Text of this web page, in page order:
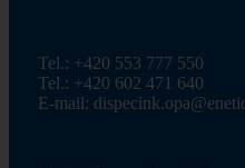
Tel.: +420 553 777 550
Tel.: +420 602 471 640
E-mail: